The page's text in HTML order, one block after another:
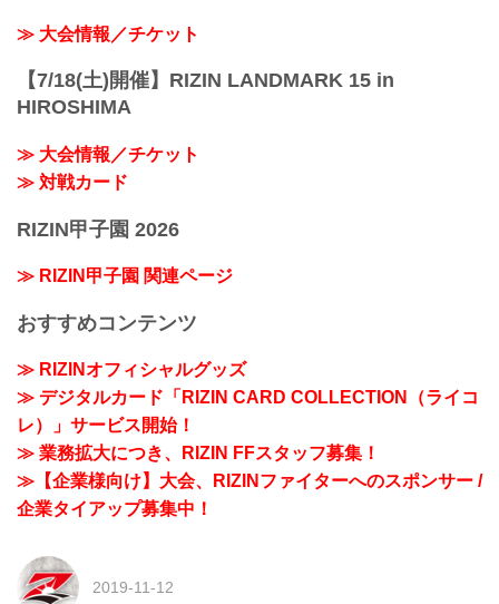
≫ 大会情報／チケット
【7/18(土)開催】RIZIN LANDMARK 15 in
HIROSHIMA
≫ 大会情報／チケット
≫ 対戦カード
RIZIN甲子園 2026
≫ RIZIN甲子園 関連ページ
おすすめコンテンツ
≫ RIZINオフィシャルグッズ
≫ デジタルカード「RIZIN CARD COLLECTION（ライコ
レ）」サービス開始！
≫ 業務拡大につき、RIZIN FFスタッフ募集！
≫【企業様向け】大会、RIZINファイターへのスポンサー /
企業タイアップ募集中！
2019-11-12